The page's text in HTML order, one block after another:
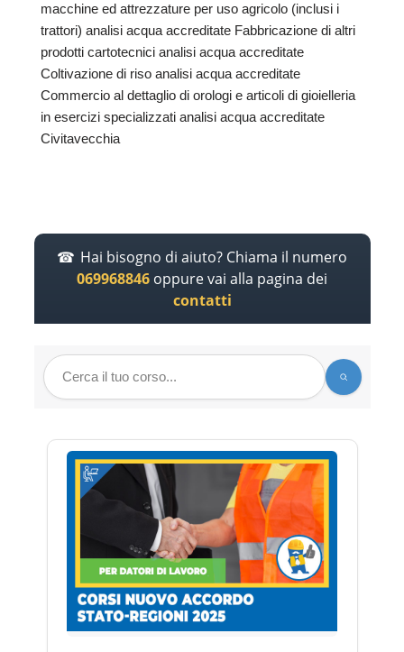
macchine ed attrezzature per uso agricolo (inclusi i
trattori) analisi acqua accreditate Fabbricazione di altri
prodotti cartotecnici analisi acqua accreditate
Coltivazione di riso analisi acqua accreditate
Commercio al dettaglio di orologi e articoli di gioielleria
in esercizi specializzati analisi acqua accreditate
Civitavecchia
Hai bisogno di aiuto? Chiama il numero
069968846 oppure vai alla pagina dei
contatti